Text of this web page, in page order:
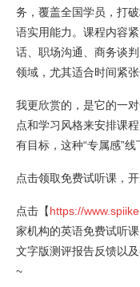
务，覆盖全国学员，打
语实用能力。课程内容
话、职场沟通、商务谈
领域，尤其适合时间紧
我更欣赏的，是它的一
点和学习风格来安排课
有目标，这种“专属感”线
点击领取免费试听课，
点击【https://
家机构的英语免费试听
文字版测评报告反馈以
~